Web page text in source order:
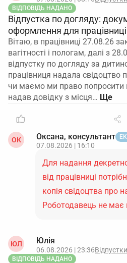
ВІДПОВІДЬ НАДАНО
Відпустка по догляду:
оформлення для працівниці
Вітаю, в працівниці 27.08.26
вагітності і пологам, далі з
відпустку по догляду за
працівниця надала свідоцтво
чи маємо ми право попросити
надав довідку з місця…
ОК Оксана, консультант
07.08.2026 | 16:10
Для надання
від працівниці
копія свідоцтва про
Роботодавець не має
ЮЛ Юлія
06.08.2026 | 23:36Відпустки
ВІДПОВІДЬ НАДАНО